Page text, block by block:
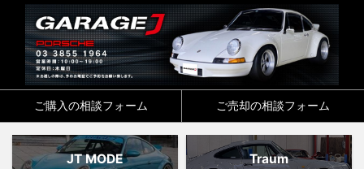
ご購入の相談フォーム ご売却の相談フォーム
JT MODE Traum